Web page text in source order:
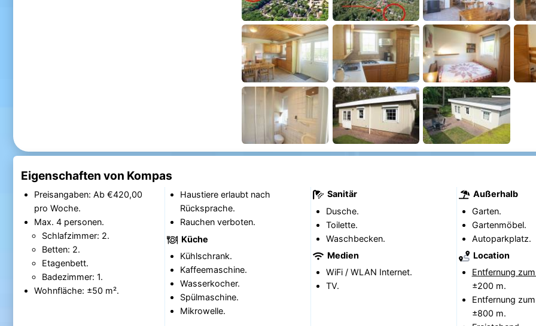
Eigenschaften von Kompas
Preisangaben: Ab €420,00
pro Woche.
Max. 4 personen.
Schlafzimmer: 2.
Betten: 2.
Etagenbett.
Badezimmer: 1.
Wohnfläche: ±50 m².
Haustiere erlaubt nach
Rücksprache.
Rauchen verboten.
Küche
Kühlschrank.
Kaffeemaschine.
Wasserkocher.
Spülmaschine.
Mikrowelle.
Sanitär
Dusche.
Toilette.
Waschbecken.
Medien
WiFi / WLAN Internet.
TV.
Außerhalb
Garten.
Gartenmöbel.
Autoparkplatz.
Location
Entfernung
±200 m.
Entfernung
±800 m.